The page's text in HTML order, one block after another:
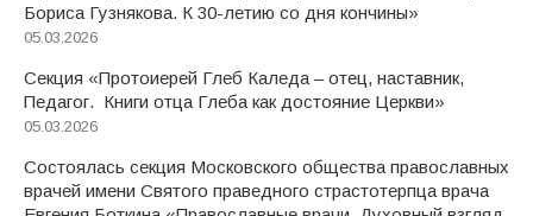
Бориса Гузнякова. К 30-летию со дня кончины»
05.03.2026
Секция «Протоиерей Глеб Каледа – отец, наставник,
Педагог. Книги отца Глеба как достояние Церкви»
05.03.2026
Состоялась секция Московского общества православных
врачей имени Святого праведного страстотерпца врача